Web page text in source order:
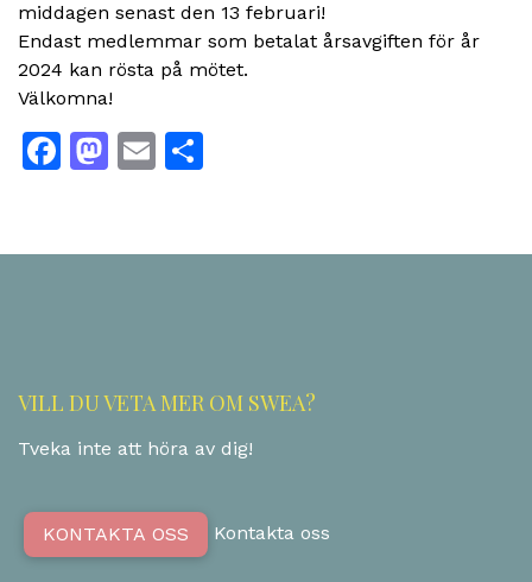
middagen senast den 13 februari!
Endast medlemmar som betalat årsavgiften för år
2024 kan rösta på mötet.
Välkomna!
Facebook
Mastodon
Email
VILL DU VETA MER OM SWEA?
Tveka inte att höra av dig!
KONTAKTA OSS Kontakta oss